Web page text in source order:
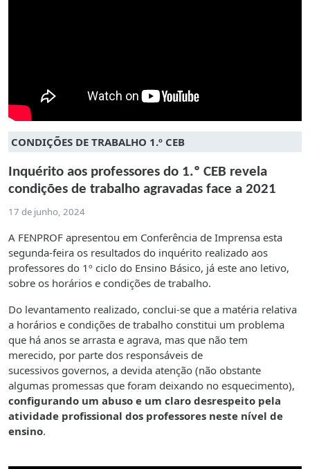
CONDIÇÕES DE TRABALHO 1.º CEB
Inquérito aos professores do 1.º CEB revela
condições de trabalho agravadas face a 2021
17 de junho, 2024
A FENPROF apresentou em Conferência de Imprensa esta
segunda-feira os resultados do inquérito realizado aos
professores do 1º ciclo do Ensino Básico, já este ano letivo,
sobre os horários e condições de trabalho.
Do levantamento realizado, conclui-se que a matéria relativa
a horários e condições de trabalho constitui um problema
que há anos se arrasta e agrava, mas que não tem
merecido, por parte dos responsáveis de
sucessivos governos, a devida atenção (não obstante
algumas promessas que foram deixando no esquecimento),
configurando um abuso e um claro desrespeito pela
atividade profissional dos professores neste nível de
ensino.